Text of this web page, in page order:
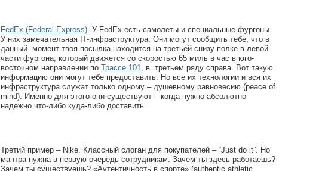
FedEx (Federal Express) . У FedEx есть самолеты и специальные фургоны.
У них замечательная IT-инфраструктура. Они могут сообщить тебе, что в
данный момент твоя посылка находится на третьей снизу полке в левой
части фургона, который движется со скоростью 65 миль в час в юго-
восточном направлении по Трассе 101
, в. третьем ряду справа. Вот такую
информацию они могут тебе предоставить. Но все их технологии и вся их
инфраструктура служат только одному – душевному равновесию (peace of
mind). Именно для этого они существуют – когда нужно абсолютно
надежно что-либо куда-либо доставить.
Третий пример – Nike. Классный слоган для покупателей – “Just do it”. Но
мантра нужна в первую очередь сотрудникам. Зачем ты здесь работаешь?
Зачем ты существуешь? «Аутентичность в спорте» (authentic athletic